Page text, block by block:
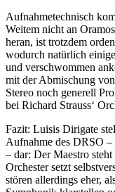
Aufnahmetechnisch
Weitem nicht an
heran, ist trotzdem
wodurch natürlich
und verschwommen
mit der Abmischung
Stereo noch generell
bei Richard Strauss‘
Fazit: Luisis Dirigate
Aufnahme des DRSO
– dar: Der Maestro
Orchester setzt
stören allerdings eher,